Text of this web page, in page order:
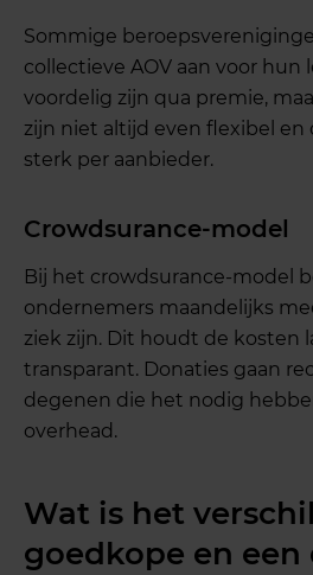
Sommige
collectieve AOV aan voor hun
voordelig zijn qua premie,
zijn niet altijd even flexibel
sterk per aanbieder.
Crowdsurance-model
Bij het crowdsurance-model
ondernemers maandelijks
ziek zijn. Dit houdt de kosten
transparant. Donaties gaan
degenen die het nodig
overhead.
Wat is het
goedkope en een